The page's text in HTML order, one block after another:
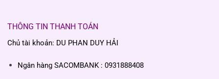
THÔNG TIN THANH TOÁN
Chủ tài khoản: DU PHAN DUY HẢI
Ngân hàng SACOMBANK : 0931888408